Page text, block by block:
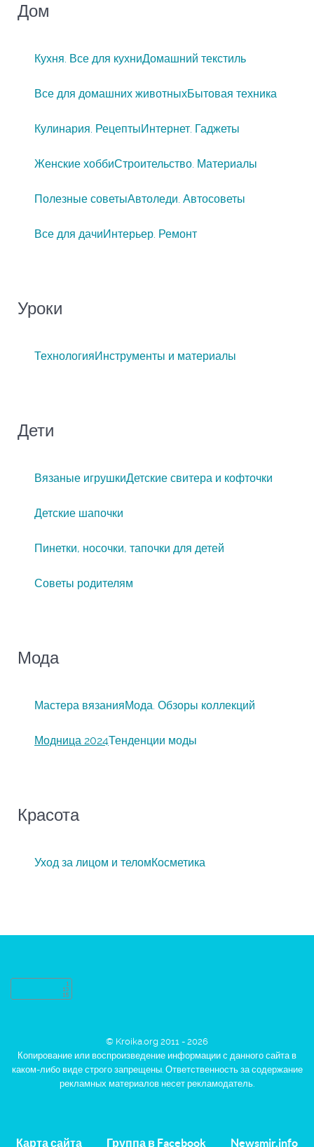
Дом
Кухня. Все для кухниДомашний текстиль
Все для домашних животныхБытовая техника
Кулинария. РецептыИнтернет. Гаджеты
Женские хоббиСтроительство. Материалы
Полезные советыАвтоледи. Автосоветы
Все для дачиИнтерьер. Ремонт
Уроки
ТехнологияИнструменты и материалы
Дети
Вязаные игрушкиДетские свитера и кофточки
Детские шапочки
Пинетки, носочки, тапочки для детей
Советы родителям
Мода
Мастера вязанияМода. Обзоры коллекций
Модница 2024Тенденции моды
Красота
Уход за лицом и теломКосметика
© Kroika.org 2011 - 2026
Копирование или воспроизведение информации с данного сайта в
каком-либо виде строго запрещены. Ответственность за содержание
рекламных материалов несет рекламодатель.
Карта сайта Группа в Facebook Newsmir.info